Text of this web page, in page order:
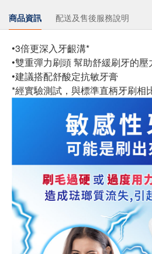
商品資訊 配送及售後服務說明
•3倍更深入牙齦溝*
•雙重彈力刷頭 幫助舒緩刷牙的壓
•建議搭配舒酸定抗敏牙膏
*經實驗測試，與標準直柄牙刷相